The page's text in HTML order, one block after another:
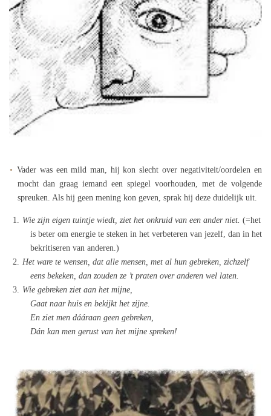
Vader was een mild man, hij kon slecht over negativiteit/oordelen en
mocht dan graag iemand een spiegel voorhouden, met de volgende
spreuken. Als hij geen mening kon geven, sprak hij deze duidelijk uit.
Wie zijn eigen tuintje wiedt, ziet het onkruid van een ander niet. (=het
is beter om energie te steken in het verbeteren van jezelf, dan in het
bekritiseren van anderen.)
Het ware te wensen, dat alle mensen, met al hun gebreken, zichzelf
eens bekeken, dan zouden ze ’t praten over anderen wel laten.
Wie gebreken ziet aan het mijne,
Gaat naar huis en bekijkt het zijne.
En ziet men dááraan geen gebreken,
Dán kan men gerust van het mijne spreken!